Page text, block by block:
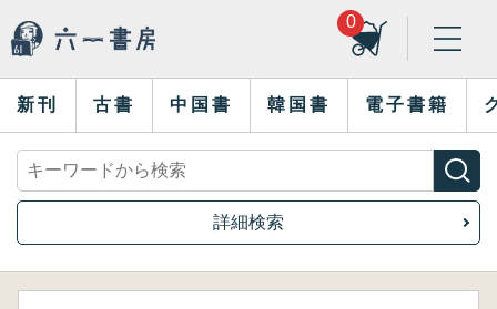
0
新刊 古書 中国書 韓国書 電子書籍
詳細検索